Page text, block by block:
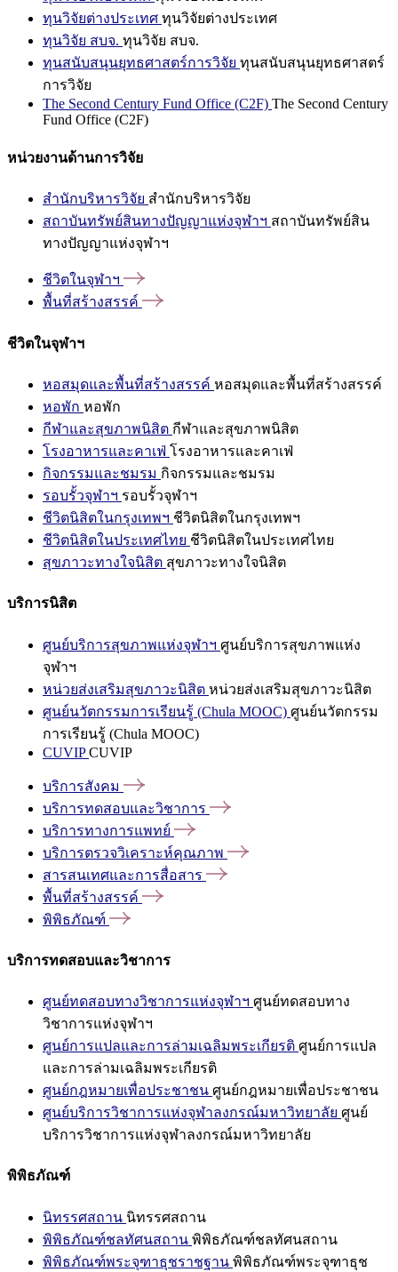
ทุนวิจัยต่างประเทศ ทุนวิจัยต่างประเทศ
ทุนวิจัย สบจ. ทุนวิจัย สบจ.
ทุนสนับสนุนยุทธศาสตร์การวิจัย ทุนสนับสนุนยุทธศาสตร์
การวิจัย
The Second Century Fund Office (C2F) The Second Century
Fund Office (C2F)
หน่วยงานด้านการวิจัย
สำนักบริหารวิจัย สำนักบริหารวิจัย
สถาบันทรัพย์สินทางปัญญาแห่งจุฬาฯ สถาบันทรัพย์สิน
ทางปัญญาแห่งจุฬาฯ
ชีวิตในจุฬาฯ
พื้นที่สร้างสรรค์
ชีวิตในจุฬาฯ
หอสมุดและพื้นที่สร้างสรรค์ หอสมุดและพื้นที่สร้างสรรค์
หอพัก หอพัก
กีฬาและสุขภาพนิสิต กีฬาและสุขภาพนิสิต
โรงอาหารและคาเฟ่ โรงอาหารและคาเฟ่
กิจกรรมและชมรม กิจกรรมและชมรม
รอบรั้วจุฬาฯ รอบรั้วจุฬาฯ
ชีวิตนิสิตในกรุงเทพฯ ชีวิตนิสิตในกรุงเทพฯ
ชีวิตนิสิตในประเทศไทย ชีวิตนิสิตในประเทศไทย
สุขภาวะทางใจนิสิต สุขภาวะทางใจนิสิต
บริการนิสิต
ศูนย์บริการสุขภาพแห่งจุฬาฯ ศูนย์บริการสุขภาพแห่ง
จุฬาฯ
หน่วยส่งเสริมสุขภาวะนิสิต หน่วยส่งเสริมสุขภาวะนิสิต
ศูนย์นวัตกรรมการเรียนรู้ (Chula MOOC) ศูนย์นวัตกรรม
การเรียนรู้ (Chula MOOC)
CUVIPCUVIP
บริการสังคม
บริการทดสอบและวิชาการ
บริการทางการแพทย์
บริการตรวจวิเคราะห์คุณภาพ
สารสนเทศและการสื่อสาร
พื้นที่สร้างสรรค์
พิพิธภัณฑ์
บริการทดสอบและวิชาการ
ศูนย์ทดสอบทางวิชาการแห่งจุฬาฯ ศูนย์ทดสอบทาง
วิชาการแห่งจุฬาฯ
ศูนย์การแปลและการล่ามเฉลิมพระเกียรติ ศูนย์การแปล
และการล่ามเฉลิมพระเกียรติ
ศูนย์กฎหมายเพื่อประชาชน ศูนย์กฎหมายเพื่อประชาชน
ศูนย์บริการวิชาการแห่งจุฬาลงกรณ์มหาวิทยาลัย ศูนย์
บริการวิชาการแห่งจุฬาลงกรณ์มหาวิทยาลัย
พิพิธภัณฑ์
นิทรรศสถาน นิทรรศสถาน
พิพิธภัณฑ์ชลทัศนสถาน พิพิธภัณฑ์ชลทัศนสถาน
พิพิธภัณฑ์พระจุฑาธุชราชฐาน พิพิธภัณฑ์พระจุฑาธุช